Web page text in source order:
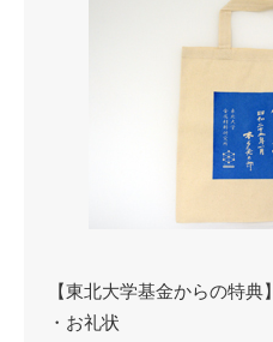
【東北大学基金からの特典】
・お礼状